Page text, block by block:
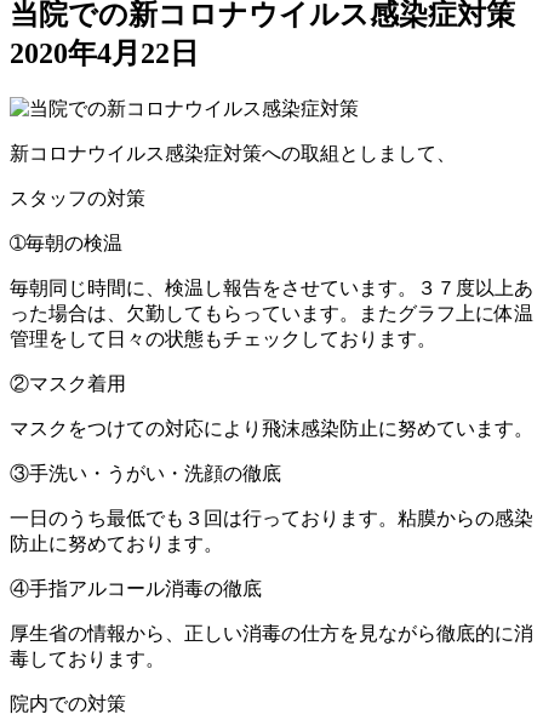
当院での新コロナウイルス感染症対策
2020年4月22日
新コロナウイルス感染症対策への取組としまして、
スタッフの対策
➀毎朝の検温
毎朝同じ時間に、検温し報告をさせています。３７度以上あ
った場合は、欠勤してもらっています。またグラフ上に体温
管理をして日々の状態もチェックしております。
②マスク着用
マスクをつけての対応により飛沫感染防止に努めています。
③手洗い・うがい・洗顔の徹底
一日のうち最低でも３回は行っております。粘膜からの感染
防止に努めております。
④手指アルコール消毒の徹底
厚生省の情報から、正しい消毒の仕方を見ながら徹底的に消
毒しております。
院内での対策